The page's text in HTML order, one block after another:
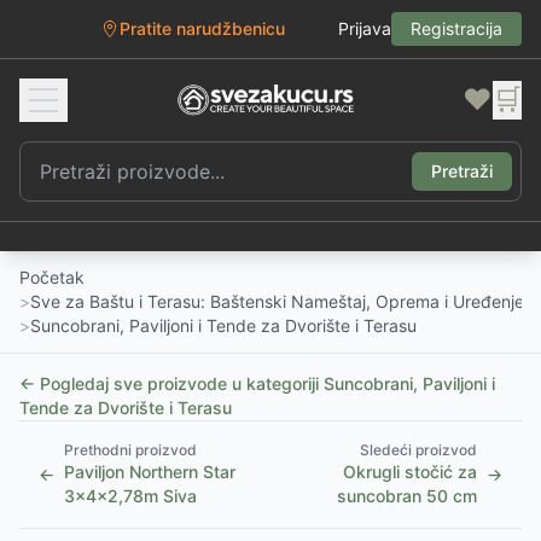
Pratite narudžbenicu Prijava Registracija
❤️ 🛒
Pretraži
Početak
>Sve za Baštu i Terasu: Baštenski Nameštaj, Oprema i Uređenje
>Suncobrani, Paviljoni i Tende za Dvorište i Terasu
← Pogledaj sve proizvode u kategoriji Suncobrani, Paviljoni i
Tende za Dvorište i Terasu
←
Prethodni proizvod
Paviljon Northern Star
3x4x2,78m Siva
Sledeći proizvod
Okrugli stočić za
suncobran 50 cm
→